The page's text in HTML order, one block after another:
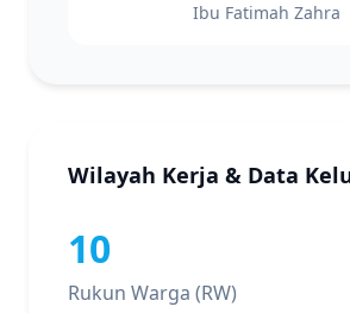
Ibu Fatimah Zahra
Wilayah Kerja & Data
10
Rukun Warga (RW)